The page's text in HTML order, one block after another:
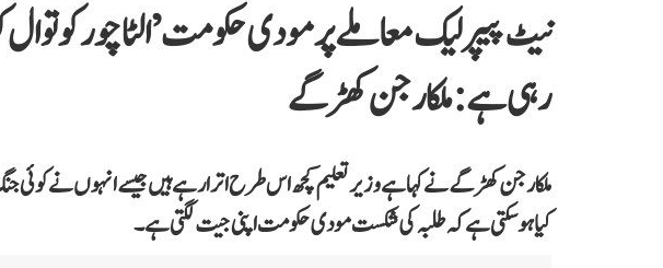
نیٹ پیپر لیک معاملے پر مودی حکومت ’الٹا چور
رہی ہے: ملکارجن کھڑگے
ملکارجن کھڑگے نے کہا ہے وزیر تعلیم کچھ اس طرح اترا رہے ہیں جیسے انہوں نے
کیا ہو سکتی ہے کہ طلبہ کی شکست مودی حکومت اپنی جیت لگتی ہے۔